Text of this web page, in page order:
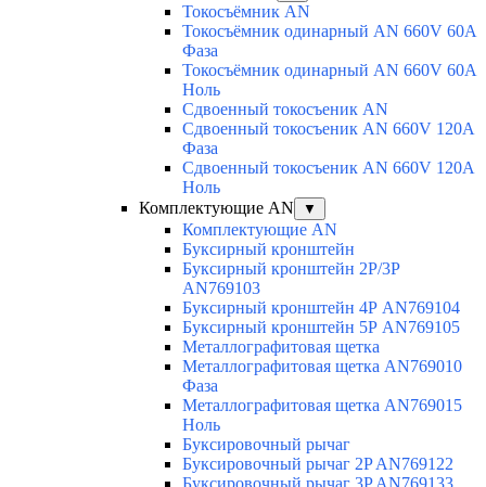
Токосъёмник AN
Токосъёмник одинарный AN 660V 60A
Фаза
Токосъёмник одинарный AN 660V 60A
Ноль
Сдвоенный токосъеник AN
Сдвоенный токосъеник AN 660V 120A
Фаза
Сдвоенный токосъеник AN 660V 120A
Ноль
Комплектующие AN
▼
Комплектующие AN
Буксирный кронштейн
Буксирный кронштейн 2Р/3Р
AN769103
Буксирный кронштейн 4Р AN769104
Буксирный кронштейн 5Р AN769105
Металлографитовая щетка
Металлографитовая щетка AN769010
Фаза
Металлографитовая щетка AN769015
Ноль
Буксировочный рычаг
Буксировочный рычаг 2P AN769122
Буксировочный рычаг 3P AN769133